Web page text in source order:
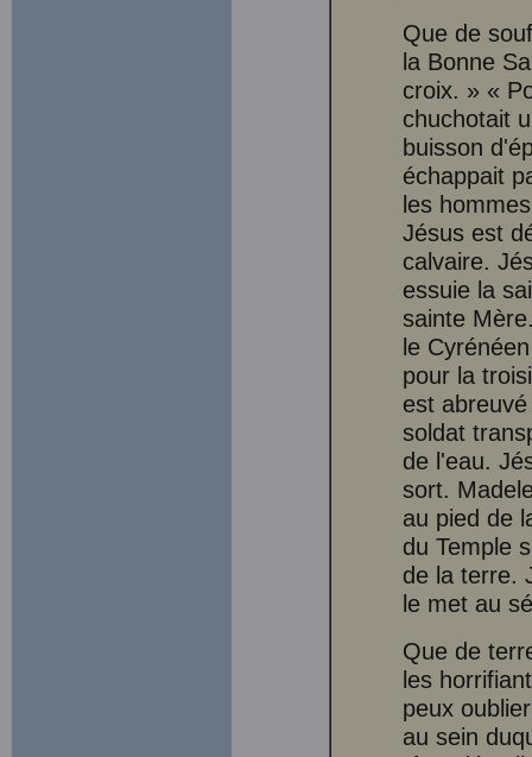
Que de
la Bonne
croix. » «
chuchotait
buisson
échappait
les
Jésus est
calvaire.
essuie la
sainte
le
pour la
est
soldat
de l'eau.
sort.
au pied de
du Temple
de la terre.
le met au
Que de
les
peux
au sein